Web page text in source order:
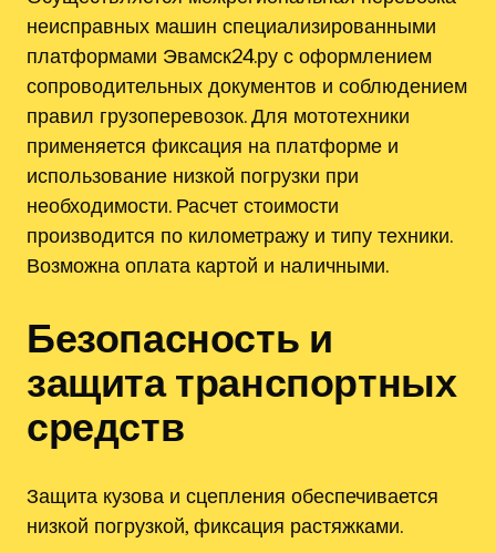
неисправных машин специализированными
платформами Эвамск24.ру с оформлением
сопроводительных документов и соблюдением
правил грузоперевозок. Для мототехники
применяется фиксация на платформе и
использование низкой погрузки при
необходимости. Расчет стоимости
производится по километражу и типу техники.
Возможна оплата картой и наличными.
Безопасность и
защита транспортных
средств
Защита кузова и сцепления обеспечивается
низкой погрузкой, фиксация растяжками.